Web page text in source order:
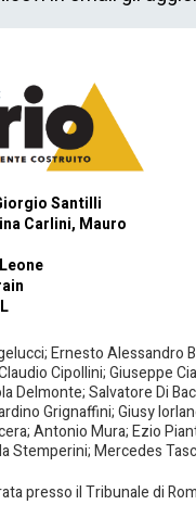
Santilli
Carlini, Mauro
Ernesto Alessandro
Cipollini; Giuseppe
Delmonte; Salvatore Di
Grignaffini; Giusy
Antonio Mura; Ezio
Stemperini; Mercedes
presso il Tribunale di